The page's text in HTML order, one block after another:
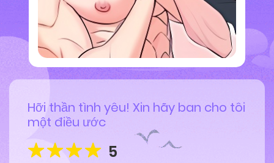
Hỡi thần tình yêu! Xin hãy ban cho tôi
một điều ước
5